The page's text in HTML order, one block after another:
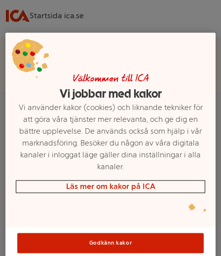
Startsida ica.se
Välj butik för rätt sortiment, pris och leveransalternativ
Startsida Kläder & Accessoarer Skor & Skovård Sandaler 45
Ett exempel på onlinesortiment visas.
45
Välkommen till ICA
Vi jobbar med kakor
Vi använder kakor (cookies) och liknande tekniker för
att göra våra tjänster mer relevanta, och ge dig en
bättre upplevelse. De används också som hjälp i vår
marknadsföring. Besöker du någon av våra digitala
kanaler i inloggat läge gäller dina inställningar i alla
kanaler.
Läs mer om kakor på ICA
Godkänn kakor